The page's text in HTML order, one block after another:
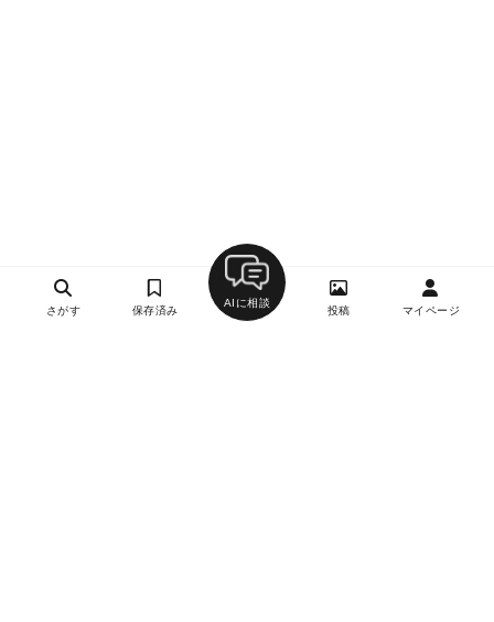
さがす 保存済み
AIに相談
投稿 マイページ